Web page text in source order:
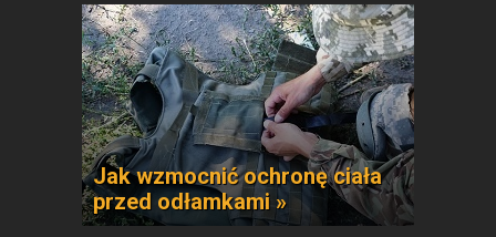
Jak wzmocnić ochronę ciała
przed odłamkami »